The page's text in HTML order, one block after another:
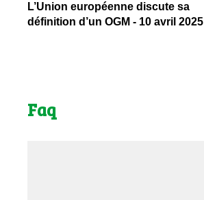
L’Union européenne discute sa
définition d’un OGM - 10 avril 2025
Faq